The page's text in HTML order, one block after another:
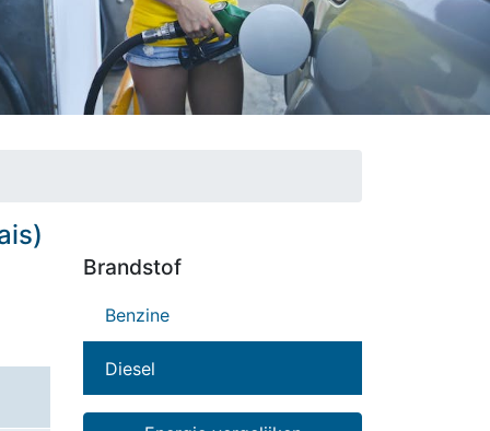
Brandstof
Benzine
Diesel